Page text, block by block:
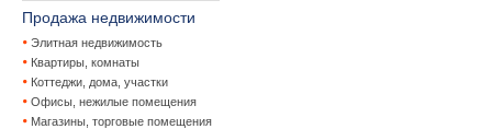
Продажа недвижимости
Элитная недвижимость
Квартиры, комнаты
Коттеджи, дома, участки
Офисы, нежилые помещения
Магазины, торговые помещения